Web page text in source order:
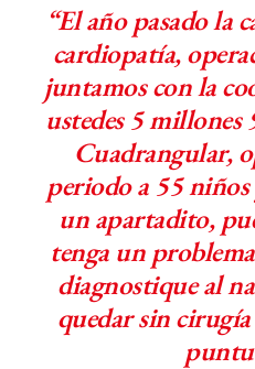
“El año pasado la
cardiopatía,
juntamos con la
ustedes 5 millones
Cuadrangular,
periodo a 55
un apartadito,
tenga un
diagnostique al
quedar sin